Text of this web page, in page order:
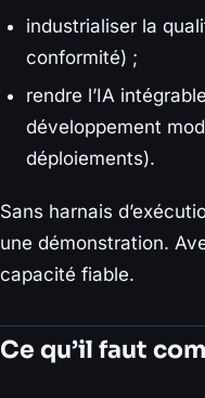
industrialiser la
conformité) ;
rendre l’IA
développement
déploiements).
Sans harnais
une démonstration.
capacité fiable.
Ce qu’il faut